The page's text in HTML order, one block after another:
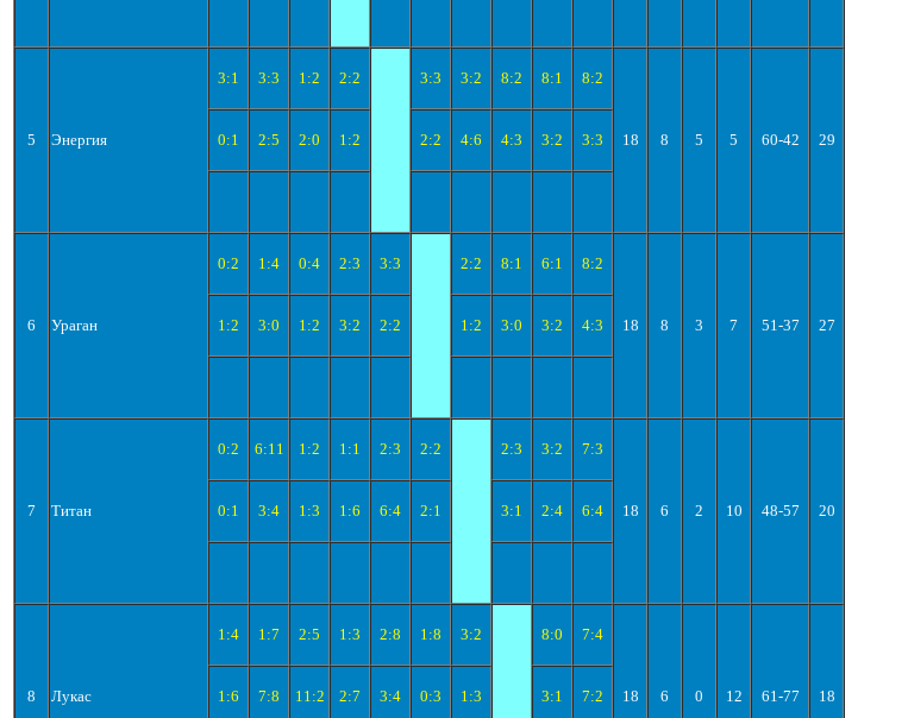
5 Энергия
3:1 3:3 1:2 2:2 3:3 3:2 8:2 8:1 8:2
18 8 5 5 60-42 29
0:1 2:5 2:0 1:2 2:2 4:6 4:3 3:2 3:3
6 Ураган
0:2 1:4 0:4 2:3 3:3 2:2 8:1 6:1 8:2
18 8 3 7 51-37 27
1:2 3:0 1:2 3:2 2:2 1:2 3:0 3:2 4:3
7 Титан
0:2 6:11 1:2 1:1 2:3 2:2 2:3 3:2 7:3
18 6 2 10 48-57 20
0:1 3:4 1:3 1:6 6:4 2:1 3:1 2:4 6:4
8 Лукас
1:4 1:7 2:5 1:3 2:8 1:8 3:2 8:0 7:4
18 6 0 12 61-77 18
1:6 7:8 11:2 2:7 3:4 0:3 1:3 3:1 7:2